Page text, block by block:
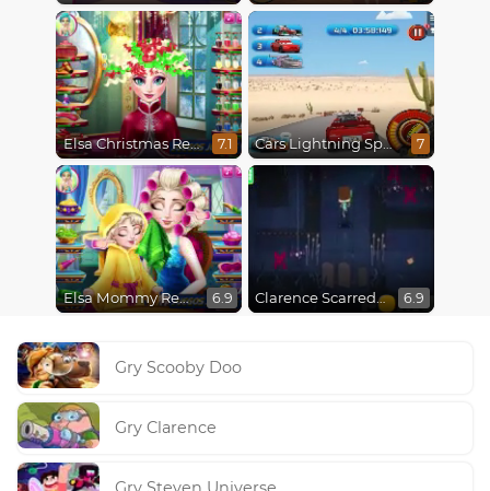
Elsa Christmas Real Haircuts 7.1 Cars Lightning Speed 7
Elsa Mommy Real Makeover 6.9 Clarence Scarred Silly 6.9
Gry Scooby Doo
Gry Clarence